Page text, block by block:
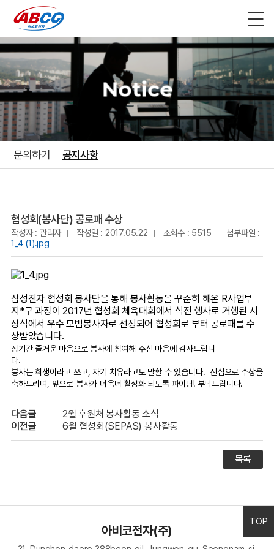
Notice
문의하기 공지사항
협성회(봉사단) 공로패 수상
작성자 : 관리자 작성일 : 2017.05.22 조회수 : 5515
첨부파일 :
1_4 (1).jpg
삼성전자 협성회 봉사단을 통해 봉사활동을 꾸준히 해온 R사업부
지*구 과장이 2017년 협성회 체육대회에서 식전 행사로 거행된 시
상식에서 우수 모범봉사자로 선정되어 협성회로 부터 공로패를 수
상받았습니다.
장기간 즐거운 마음으로 봉사에 참여해 주신 마음에 감사드립니
다.
봉사는 희생이라고 쓰고, 자기 치유라고도 말할 수 있습니다. 진심으로 수상을
축하드리며, 앞으로 봉사가 더욱더 활성화 되도록 파이팅! 부탁드립니다.
다음글
2월 후원처 봉사활동 소식
이전글
6월 협성회(SEPAS) 봉사활동
목록
TOP
아비코전자(주)